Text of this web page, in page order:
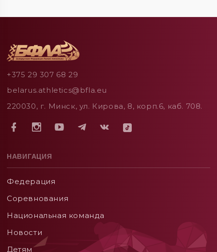
+375 29 307 68 29
belarus.athletics@bfla.eu
220030, г. Минск, ул. Кирова, 8, корп.6, каб. 708.
НАВИГАЦИЯ
Федерация
Соревнования
Национальная команда
Новости
Детям